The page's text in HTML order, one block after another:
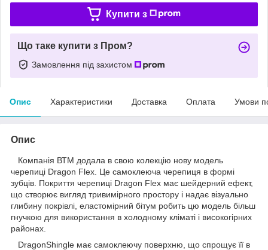
Купити з
Що таке купити з Пром?
Замовлення під захистом
Опис Характеристики Доставка Оплата Умови
Опис
Компанія ВТМ додала в свою колекцію нову модель
черепиці Dragon Flex. Це самоклеюча черепиця в формі
зубців. Покриття черепиці Dragon Flex має шейдерний ефект,
що створює вигляд тривимірного простору і надає візуально
глибину покрівлі, еластомірний бітум робить цю модель більш
гнучкою для використання в холодному кліматі і високогірних
районах.
DragonShingle має самоклеючу поверхню, що спрощує її в